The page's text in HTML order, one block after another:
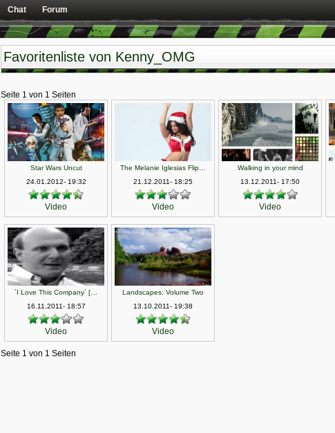
Chat Forum
Favoritenliste von Kenny_OMG
Seite 1 von 1 Seiten
Star Wars Uncut
24.01.2012- 19:32
Video
The Melanie Iglesias Flip…
21.12.2011- 18:25
Video
Walking in your mind
13.12.2011- 17:50
Video
´I Love This Company´ […
16.11.2011- 18:57
Video
Landscapes: Volume Two
13.10.2011- 19:38
Video
Seite 1 von 1 Seiten